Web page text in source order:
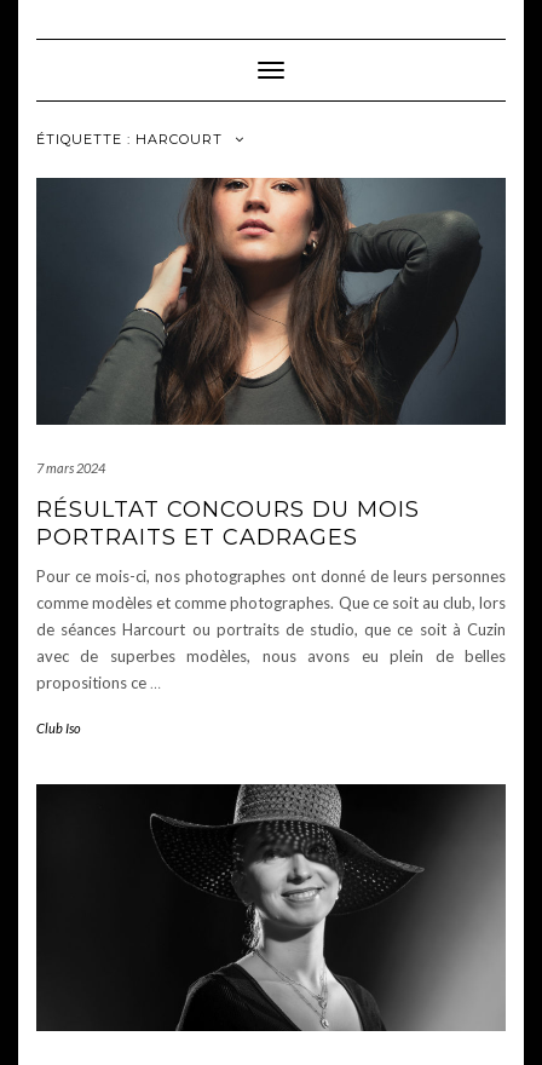
Toggle Navigation
ÉTIQUETTE : HARCOURT
7 mars 2024
RÉSULTAT CONCOURS DU MOIS
PORTRAITS ET CADRAGES
Pour ce mois-ci, nos photographes ont donné de leurs personnes
comme modèles et comme photographes. Que ce soit au club, lors
de séances Harcourt ou portraits de studio, que ce soit à Cuzin
avec de superbes modèles, nous avons eu plein de belles
propositions ce…
Club Iso